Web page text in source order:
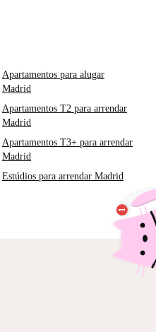
Apartamentos para alugar
Madrid
Apartamentos T2 para arrendar
Madrid
Apartamentos T3+ para arrendar
Madrid
Estúdios para arrendar Madrid